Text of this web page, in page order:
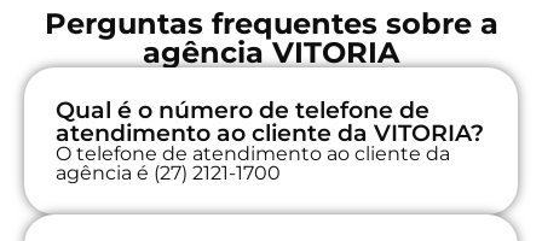
Perguntas frequentes sobre a
agência VITORIA
Qual é o número de telefone de
atendimento ao cliente da VITORIA?
O telefone de atendimento ao cliente da
agência é (27) 2121-1700